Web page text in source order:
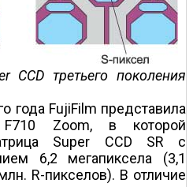
CCD третьего поколения
года FujiFilm представила
F710 Zoom, в которой
Super CCD SR с
6,2 мегапиксела (3,1
R-пикселов). В отличие